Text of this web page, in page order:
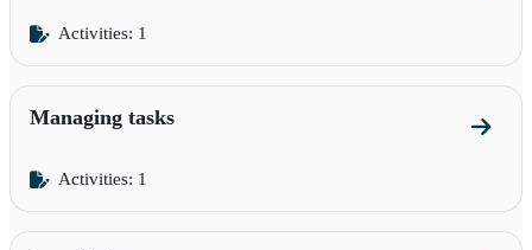
Activities: 1
Managing tasks
Go to
Activities: 1